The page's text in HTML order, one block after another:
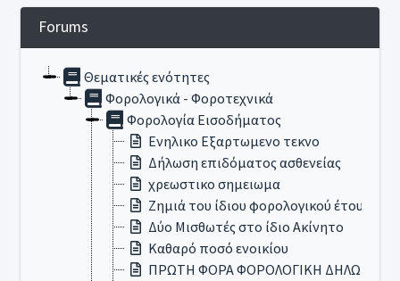
Forums
Θεματικές ενότητες
Φορολογικά - Φοροτεχνικά
Φορολογία Εισοδήματος
Ενηλικο Εξαρτωμενο τεκνο
Δήλωση επιδόματος ασθενείας
χρεωστικο σημειωμα
Ζημιά του ίδιου φορολογικού έτους
Δύο Μισθωτές στο ίδιο Ακίνητο
Καθαρό ποσό ενοικίου
ΠΡΩΤΗ ΦΟΡΑ ΦΟΡΟΛΟΓΙΚΗ ΔΗΛΩΣΗ